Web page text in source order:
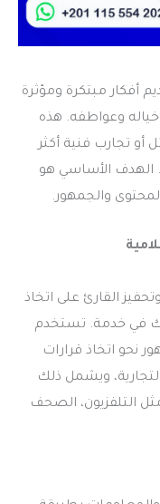
أفكار مبتكرة ومؤثرة
خياله وعواطفه. هذه
أو تجارب فنية أكثر
الهدف الأساسي هو
والجمهور.
القارئ على اتخاذ
في خدمة. تستخدم
نحو اتخاذ قرارات
ويشمل ذلك
التلفزيون، الصحف